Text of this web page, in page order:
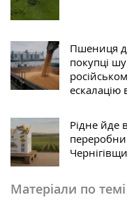
Пшениця
покупці
ескалацію
Рідне йде
Матеріали по темі